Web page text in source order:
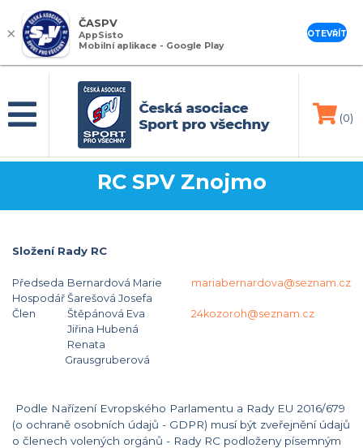
(0)
RC SPV Znojmo
Složení Rady RC
Předseda Bernardová Marie
mariabernardova@seznam.cz
Hospodář Šarešová Josefa
Člen
Štěpánová Eva
24kozoroh@seznam.cz
Jiřina Hubená
Renata
Grausgruberová
Podle Nařízení Evropského Parlamentu a Rady EU 2016/679
(o ochraně osobních údajů - GDPR) musí být zveřejnění údajů
o členech volených orgánů - Rady RC podloženy písemným
×
ČASPV
AppSisto
Mobilní aplikace - Google Play
OTEVŘÍT